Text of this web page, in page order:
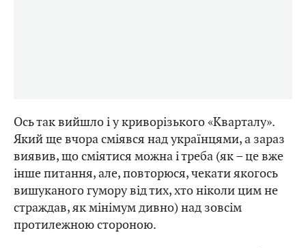
Ось так вийшло і у криворізького «Кварталу».
Який ще вчора сміявся над українцями, а зараз
виявив, що сміятися можна і треба (як – це вже
інше питання, але, повторюся, чекати якогось
вишуканого гумору від тих, хто ніколи цим не
страждав, як мінімум дивно) над зовсім
протилежною стороною.